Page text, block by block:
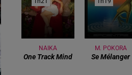
NAIKA
One Track Mind
M. POKORA
Se Mélanger